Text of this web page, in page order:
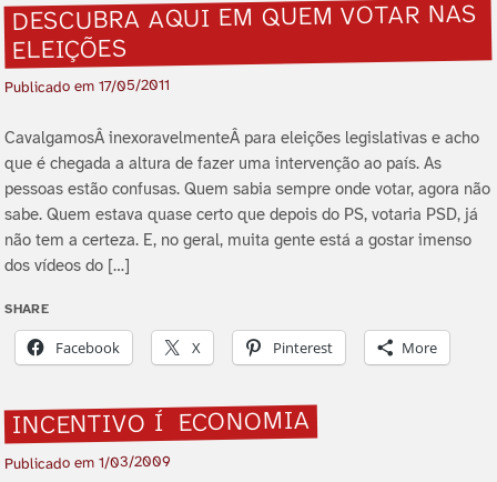
DESCUBRA AQUI EM QUEM VOTAR NAS
ELEIÇÕES
Publicado em17/05/2011
CavalgamosÂ inexoravelmenteÂ para eleições legislativas e acho
que é chegada a altura de fazer uma intervenção ao paí­s. As
pessoas estão confusas. Quem sabia sempre onde votar, agora não
sabe. Quem estava quase certo que depois do PS, votaria PSD, já
não tem a certeza. E, no geral, muita gente está a gostar imenso
dos ví­deos do […]
SHARE
Facebook X Pinterest More
INCENTIVO Í ECONOMIA
Publicado em1/03/2009